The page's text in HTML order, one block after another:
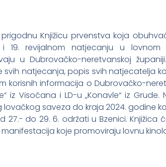
Knjižicu prvenstva koja
revijalnom natjecanju u lovnom
u Dubrovačko-neretvanskoj
natjecanja, popis svih natjecatelja
informacija o Dubrovačko-
iz Visočana i LD-u „Konavle“ iz
saveza do kraja 2024. godine
do 29. 6. održati u Bzenici. Knjižica
koje promoviraju lovnu